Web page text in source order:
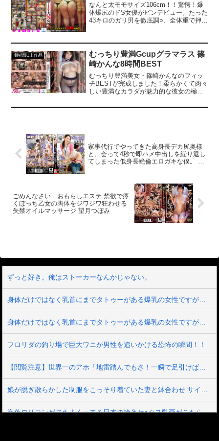
なんと太モモサイズ106cm！！驚愕！爆
体爆尻のドS女優がピンデビュー。たった
43キロのガリ男を徹底調○、全体重で押し
てを埋め尽くす！！
4時間以上作品
むっちり豊満Gcupグラマラス 篠
崎かんな8時間BEST
むっちり豊満美女・篠崎かんなのフィッ
チBESTが完成しました！柔らかくて肉々
しい豊満なカラダが魅力的な彼女の極上
り射精して下さい！徹底的に調教される
家事代行でやってきた高身長デカ尻奥様
と、会って4秒で即ハメ中出しを繰り返し
てしまった低身長絶倫エロガキな僕。 葉
ごめんなさい…おもらしエステ 禁欲で疼
くぼっち乙女の肉体をジワジワ狂わせる
失禁オイルマッサージ 望月つぼみ
ずっと好き。俺はストーカーなんかじゃない。
フロリダの釣り場で巨大ワニが男性を追いかける恐怖の瞬間！！
海外ロリコンがヌキまくってる日本の輪姦セ○クス動画がこちら。これアウトｗｗｗ